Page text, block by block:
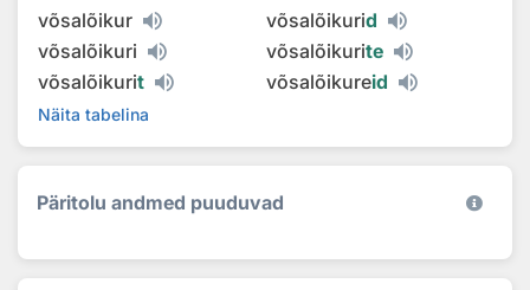
võsalõikur võsalõikurid
võsalõikuri
võsalõikurite
võsalõikurit võsalõikureid
Näita tabelina
Päritolu andmed puuduvad